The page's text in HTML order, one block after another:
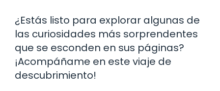
¿Estás listo para explorar algunas de
las curiosidades más sorprendentes
que se esconden en sus páginas?
¡Acompáñame en este viaje de
descubrimiento!